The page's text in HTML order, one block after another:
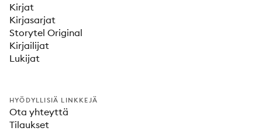
Kirjat
Kirjasarjat
Storytel Original
Kirjailijat
Lukijat
HYÖDYLLISIÄ LINKKEJÄ
Ota yhteyttä
Tilaukset